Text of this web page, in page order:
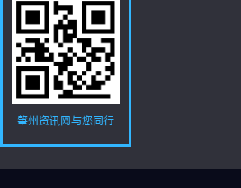
肇州资讯网与您同行